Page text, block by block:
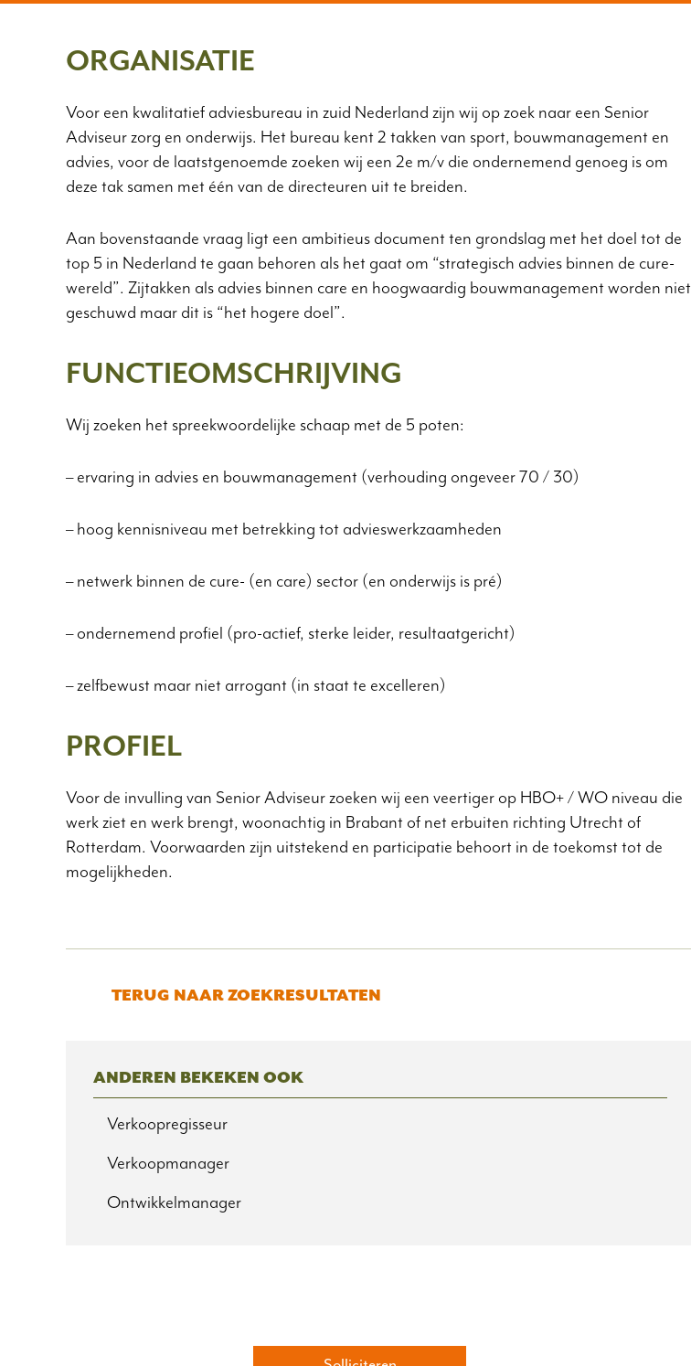
ORGANISATIE
Voor een kwalitatief adviesbureau in zuid Nederland zijn wij op zoek naar een Senior
Adviseur zorg en onderwijs. Het bureau kent 2 takken van sport, bouwmanagement en
advies, voor de laatstgenoemde zoeken wij een 2e m/v die ondernemend genoeg is om
deze tak samen met één van de directeuren uit te breiden.
Aan bovenstaande vraag ligt een ambitieus document ten grondslag met het doel tot de
top 5 in Nederland te gaan behoren als het gaat om “strategisch advies binnen de cure-
wereld”. Zijtakken als advies binnen care en hoogwaardig bouwmanagement worden niet
geschuwd maar dit is “het hogere doel”.
FUNCTIEOMSCHRIJVING
Wij zoeken het spreekwoordelijke schaap met de 5 poten:
– ervaring in advies en bouwmanagement (verhouding ongeveer 70 / 30)
– hoog kennisniveau met betrekking tot advieswerkzaamheden
– netwerk binnen de cure- (en care) sector (en onderwijs is pré)
– ondernemend profiel (pro-actief, sterke leider, resultaatgericht)
– zelfbewust maar niet arrogant (in staat te excelleren)
PROFIEL
Voor de invulling van Senior Adviseur zoeken wij een veertiger op HBO+ / WO niveau die
werk ziet en werk brengt, woonachtig in Brabant of net erbuiten richting Utrecht of
Rotterdam. Voorwaarden zijn uitstekend en participatie behoort in de toekomst tot de
mogelijkheden.
TERUG NAAR ZOEKRESULTATEN
ANDEREN BEKEKEN OOK
Verkoopregisseur
Verkoopmanager
Ontwikkelmanager